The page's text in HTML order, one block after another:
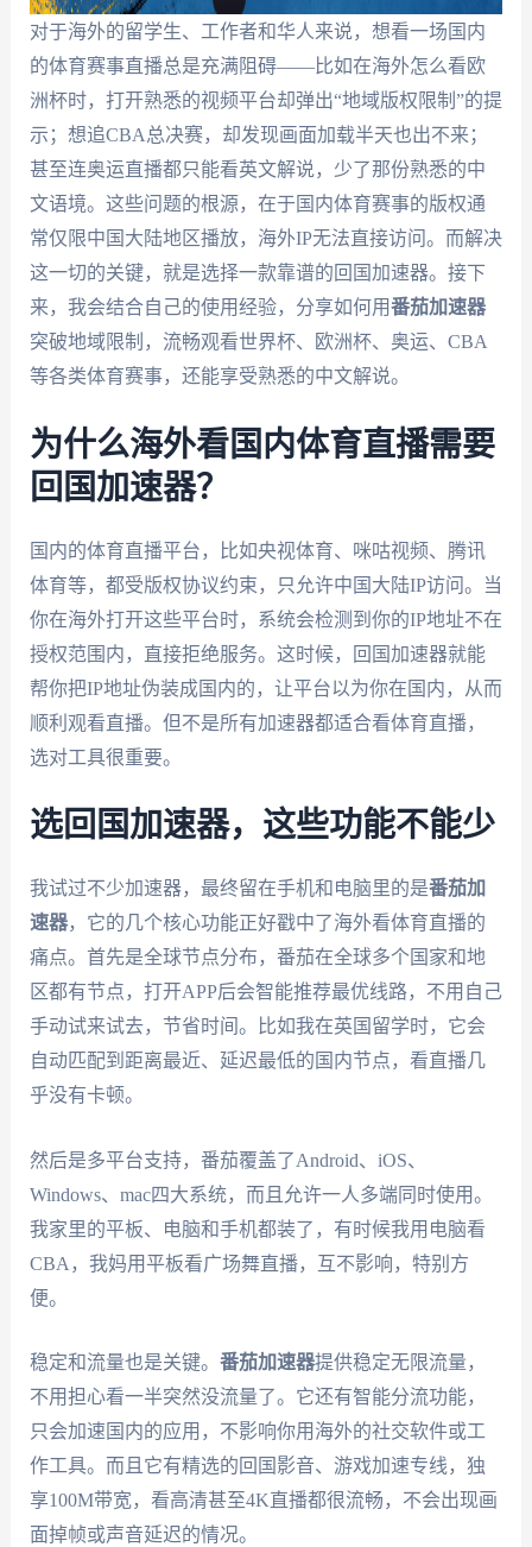
对于海外的留学生、工作者和华人来说，想看一场国内
的体育赛事直播总是充满阻碍——比如在海外怎么看欧
洲杯时，打开熟悉的视频平台却弹出“地域版权限制”的提
示；想追CBA总决赛，却发现画面加载半天也出不来；
甚至连奥运直播都只能看英文解说，少了那份熟悉的中
文语境。这些问题的根源，在于国内体育赛事的版权通
常仅限中国大陆地区播放，海外IP无法直接访问。而解决
这一切的关键，就是选择一款靠谱的回国加速器。接下
来，我会结合自己的使用经验，分享如何用番茄加速器
突破地域限制，流畅观看世界杯、欧洲杯、奥运、CBA
等各类体育赛事，还能享受熟悉的中文解说。
为什么海外看国内体育直播需要
回国加速器？
国内的体育直播平台，比如央视体育、咪咕视频、腾讯
体育等，都受版权协议约束，只允许中国大陆IP访问。当
你在海外打开这些平台时，系统会检测到你的IP地址不在
授权范围内，直接拒绝服务。这时候，回国加速器就能
帮你把IP地址伪装成国内的，让平台以为你在国内，从而
顺利观看直播。但不是所有加速器都适合看体育直播，
选对工具很重要。
选回国加速器，这些功能不能少
我试过不少加速器，最终留在手机和电脑里的是番茄加
速器，它的几个核心功能正好戳中了海外看体育直播的
痛点。首先是全球节点分布，番茄在全球多个国家和地
区都有节点，打开APP后会智能推荐最优线路，不用自己
手动试来试去，节省时间。比如我在英国留学时，它会
自动匹配到距离最近、延迟最低的国内节点，看直播几
乎没有卡顿。
然后是多平台支持，番茄覆盖了Android、iOS、
Windows、mac四大系统，而且允许一人多端同时使用。
我家里的平板、电脑和手机都装了，有时候我用电脑看
CBA，我妈用平板看广场舞直播，互不影响，特别方
便。
稳定和流量也是关键。 番茄加速器提供稳定无限流量，
不用担心看一半突然没流量了。它还有智能分流功能，
只会加速国内的应用，不影响你用海外的社交软件或工
作工具。而且它有精选的回国影音、游戏加速专线，独
享100M带宽，看高清甚至4K直播都很流畅，不会出现画
面掉帧或声音延迟的情况。